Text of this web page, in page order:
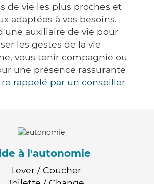
de vie les plus proches et
adaptées à vos besoins.
auxiliaire de vie pour
les gestes de la vie
vous tenir compagnie ou
une présence rassurante
rappelé par un conseiller
à l'autonomie
Lever / Coucher